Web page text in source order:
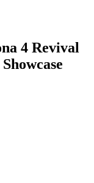
4 Revival